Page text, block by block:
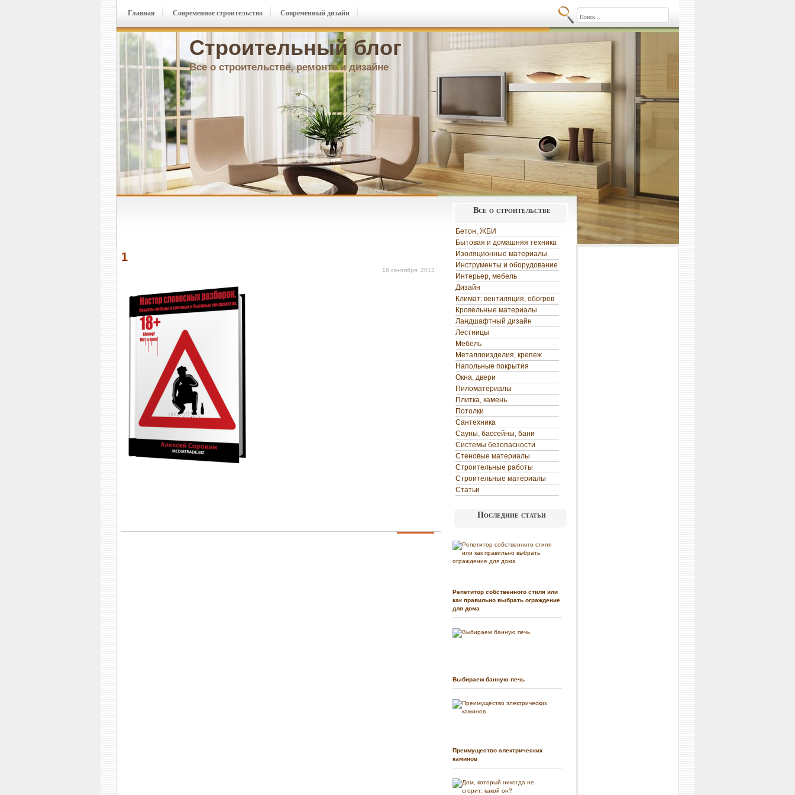
Строительный блог
Все о строительстве, ремонте и дизайне
Главная Современное строительство Современный дизайн
1
16 сентября, 2013
Все о строительстве
Бетон, ЖБИ
Бытовая и домашняя техника
Изоляционные материалы
Инструменты и оборудование
Интерьер, мебель
Дизайн
Климат: вентиляция, обогрев
Кровельные материалы
Ландшафтный дизайн
Лестницы
Мебель
Металлоизделия, крепеж
Напольные покрытия
Окна, двери
Пиломатериалы
Плитка, камень
Потолки
Сантехника
Сауны, бассейны, бани
Системы безопасности
Стеновые материалы
Строительные работы
Строительные материалы
Статьи
Последние статьи
Репетитор собственного стиля или
как правильно выбрать ограждение
для дома
Выбираем банную печь
Преимущество электрических
каминов